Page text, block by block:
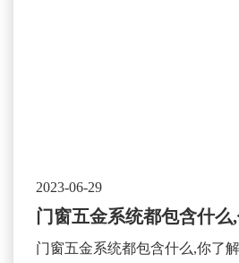
2023-06-29
门窗五金系统都包含什么
门窗五金系统都包含什么,你了